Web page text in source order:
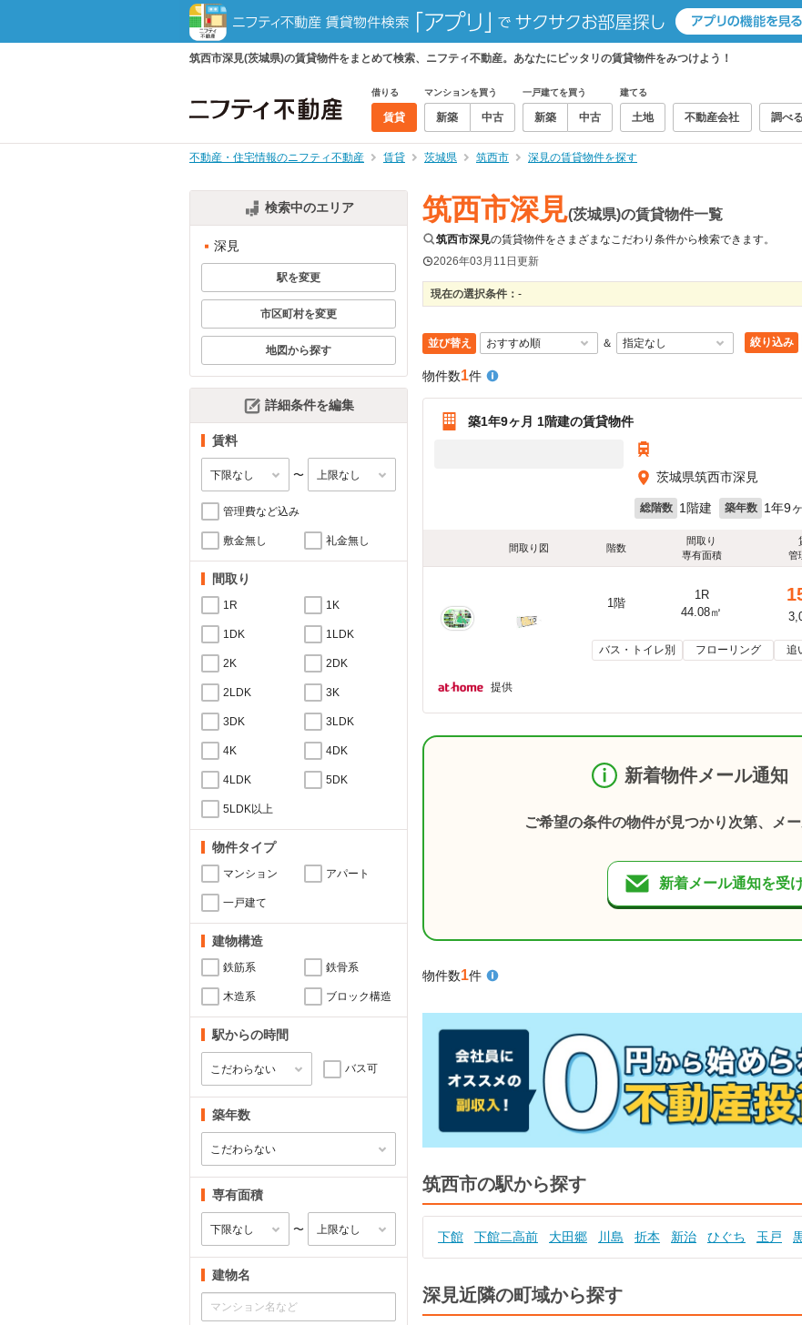
筑西市深見(茨城県)の賃貸物件をまとめて検索、ニフティ不動産。あなたにピッタリの賃貸物件をみつけよう！
借りる
賃貸
マンションを買う
新築 中古
一戸建てを買う
新築 中古
建てる
土地 不動産会社 調べる
不動産・住宅情報のニフティ不動産 賃貸 茨城県 筑西市 深見の賃貸物件を探す
検索中のエリア
深見
駅を変更
市区町村を変更
地図から探す
詳細条件を編集
賃料
〜
管理費など込み
敷金無し 礼金無し
間取り
1R 1K
1DK 1LDK
2K 2DK
2LDK 3K
3DK 3LDK
4K 4DK
4LDK 5DK
5LDK以上
物件タイプ
マンション アパート
一戸建て
建物構造
鉄筋系 鉄骨系
木造系 ブロック構造
駅からの時間
バス可
築年数
専有面積
〜
建物名
筑西市深見(茨城県)の賃貸物件一覧
筑西市深見の賃貸物件をさまざまなこだわり条件から検索できます。
2026年03月11日更新
現在の選択条件： -
並び替え ＆ 絞り込み
物件数1件
築1年9ヶ月 1階建の賃貸物件
茨城県筑西市深見
総階数 1階建 築年数 1年9
間取り図 階数
間取り
専有面積
管
1階
1R
44.08㎡
バス・トイレ別 フローリング 追
提供
新着物件メール通知
ご希望の条件の物件が見つかり次第、メ
新着メール通知を受
物件数1件
筑西市の駅から探す
下館 下館二高前 大田郷 川島 折本 新治 ひぐち 玉戸
深見近隣の町域から探す